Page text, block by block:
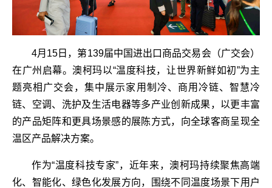
4月15日，第139届中国进出口商品交易会（广交会）
在广州启幕。澳柯玛以“温度科技，让世界新鲜如初”为主
题亮相广交会，集中展示家用制冷、商用冷链、智慧冷
链、空调、洗护及生活电器等多产业创新成果，以更丰富
的产品矩阵和更具场景感的展陈方式，向全球客商呈现全
温区产品解决方案。
作为“温度科技专家”，近年来，澳柯玛持续聚焦高端
化、智能化、绿色化发展方向，围绕不同温度场景下用户